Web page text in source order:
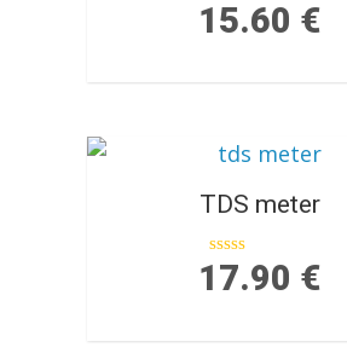
Ocenjeno
4.50
15.60 €
TDS meter
Ocenjeno
0
17.90 €